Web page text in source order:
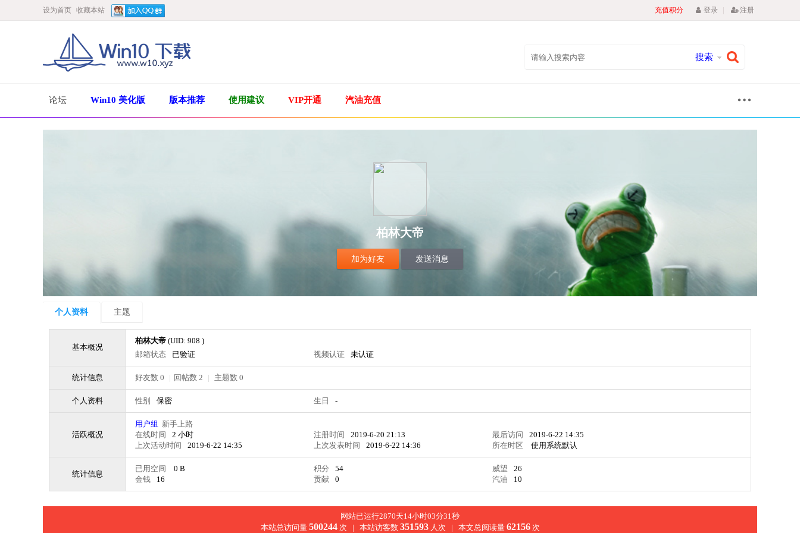
设为首页 收藏本站 充值积分 登录 | 注册
搜索
论坛 Win10 美化版 版本推荐 使用建议 VIP开通 汽油充值
柏林大帝
加为好友 发送消息
个人资料 主题
基本概况
柏林大帝 (UID: 908 )
邮箱状态
已验证 视频认证 未认证
统计信息 好友数 0 | 回帖数 2 | 主题数 0
个人资料 性别 保密 生日 -
活跃概况
用户组 新手上路
在线时间
2 小时 注册时间 2019-6-20 21:13 最后访问
2019-6-22 14:35
上次活动时间
2019-6-22 14:35 上次发表时间 2019-6-22 14:36 所在时区 使用系统默认
统计信息
已用空间 0 B 积分 54 威望
26
金钱
16 贡献 0 汽油 10
网站已运行2870天14小时03分31秒
本站总访问量 500244次 | 本站访客数 351593人次 | 本文总阅读量 62156次